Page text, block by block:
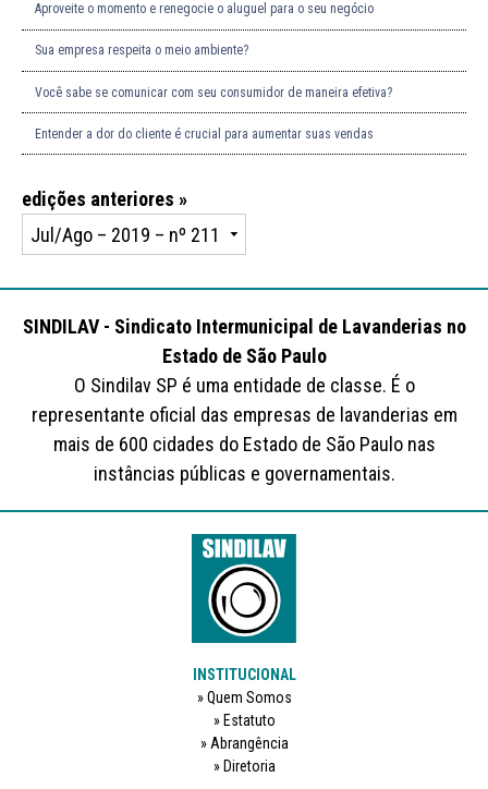
Aproveite o momento e renegocie o aluguel para o seu negócio
Sua empresa respeita o meio ambiente?
Você sabe se comunicar com seu consumidor de maneira efetiva?
Entender a dor do cliente é crucial para aumentar suas vendas
edições anteriores »
SINDILAV - Sindicato Intermunicipal de Lavanderias no
Estado de São Paulo
O Sindilav SP é uma entidade de classe. É o
representante oficial das empresas de lavanderias em
mais de 600 cidades do Estado de São Paulo nas
instâncias públicas e governamentais.
INSTITUCIONAL
Quem Somos
Estatuto
Abrangência
Diretoria